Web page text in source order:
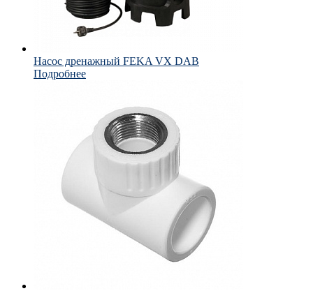
Насос дренажный FEKA VX DAB
Подробнее